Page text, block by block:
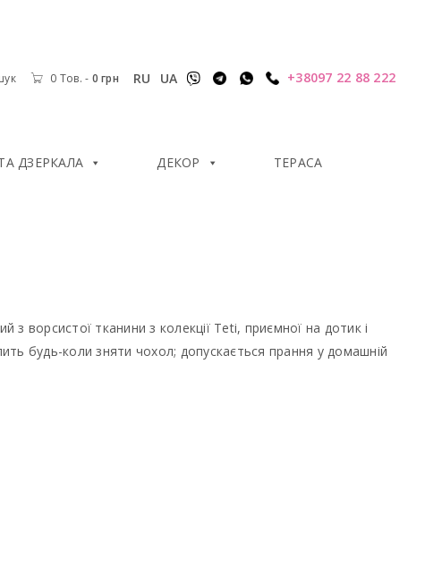
0 Тов. - 0 грн RU UA +38097 22 88 222
ДЗЕРКАЛА ДЕКОР ТЕРАСА
ворсистої тканини з колекції Teti, приємної на дотик і
будь-коли зняти чохол; допускається прання у домашній